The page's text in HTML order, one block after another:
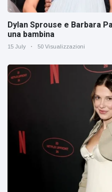
Dylan Sprouse e Barbara
una bambina
15 July 50 Visualizzazioni